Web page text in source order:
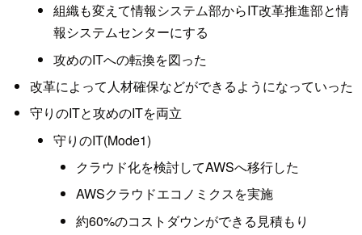
組織も変えて情報システム部からIT改革推進部と情
報システムセンターにする
攻めのITへの転換を図った
改革によって人材確保などができるようになっていった
守りのITと攻めのITを両立
守りのIT(Mode1)
クラウド化を検討してAWSへ移行した
AWSクラウドエコノミクスを実施
約60%のコストダウンができる見積もり